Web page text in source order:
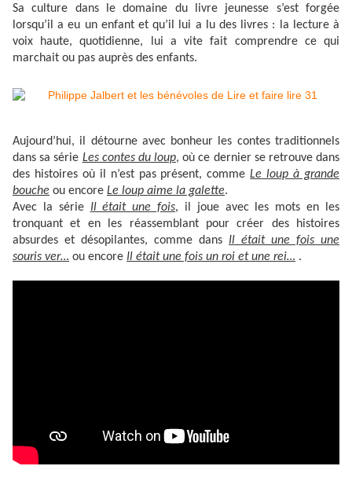
Sa culture dans le domaine du livre jeunesse s’est forgée
lorsqu’il a eu un enfant et qu’il lui a lu des livres : la lecture à
voix haute, quotidienne, lui a vite fait comprendre ce qui
marchait ou pas auprès des enfants.
Aujourd’hui, il détourne avec bonheur les contes traditionnels
dans sa série Les contes du loup, où ce dernier se retrouve dans
des histoires où il n’est pas présent, commeLe loup à grande
bouche ou encore Le loup aime la galette.
Avec la série Il était une fois, il joue avec les mots en les
tronquant et en les réassemblant pour créer des histoires
absurdes et désopilantes, comme dans Il était une fois une
souris ver… ou encore Il était une fois un roi et une rei… .